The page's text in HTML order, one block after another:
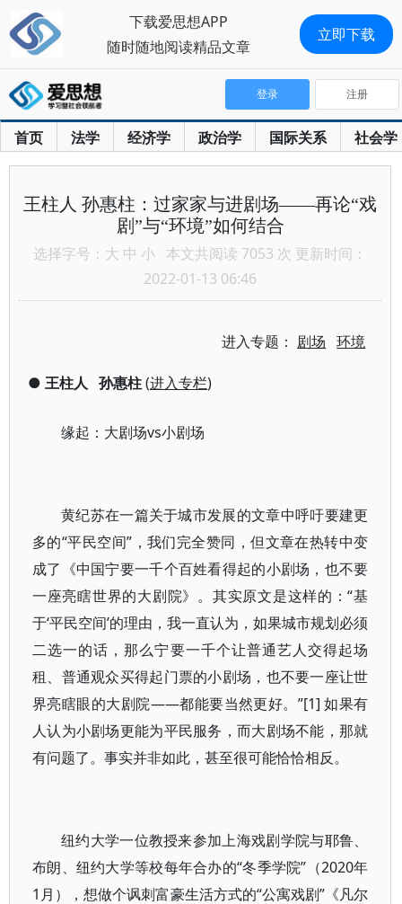
首页 法学 经济学 政治学 国际关系 社会学
登录 注册
王柱人 孙惠柱：过家家与进剧场——再论“戏
剧”与“环境”如何结合
选择字号： 大 中 小 本文共阅读 7053 次 更新时间：
2022-01-13 06:46
进入专题： 剧场 环境
● 王柱人 孙惠柱(进入专栏)
缘起：大剧场vs小剧场
黄纪苏在一篇关于城市发展的文章中呼吁要建更
多的“平民空间”，我们完全赞同，但文章在热转中变
成了《中国宁要一千个百姓看得起的小剧场，也不要
一座亮瞎世界的大剧院》。其实原文是这样的：“基
于‘平民空间’的理由，我一直认为，如果城市规划必须
二选一的话，那么宁要一千个让普通艺人交得起场
租、普通观众买得起门票的小剧场，也不要一座让世
界亮瞎眼的大剧院——都能要当然更好。”[1] 如果有
人认为小剧场更能为平民服务，而大剧场不能，那就
有问题了。事实并非如此，甚至很可能恰恰相反。
纽约大学一位教授来参加上海戏剧学院与耶鲁、
布朗、纽约大学等校每年合办的“冬季学院”（2020年
1月），想做个讽刺富豪生活方式的“公寓戏剧”《凡尔
下载爱思想APP
随时随地阅读精品文章
立即下载